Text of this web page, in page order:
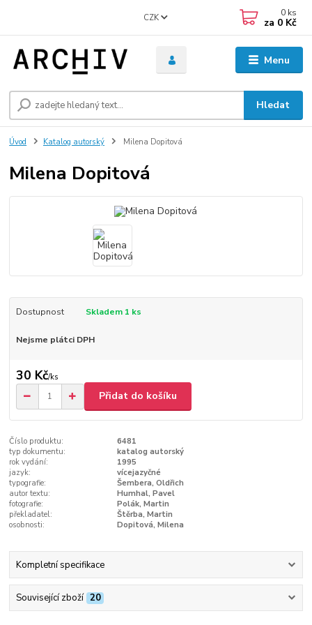
Menu
CZK
Hledat
0 ks
za 0 Kč
Úvod Katalog autorský Milena Dopitová
Milena Dopitová
Dostupnost Skladem 1 ks
Nejsme plátci DPH
30 Kč/ks
Přidat do košíku
Číslo produktu:
6481
typ dokumentu:
katalog autorský
rok vydání:
1995
jazyk:
vícejazyčné
typografie:
Šembera, Oldřich
autor textu:
Humhal, Pavel
fotografie:
Polák, Martin
překladatel:
Štěrba, Martin
osobnosti:
Dopitová, Milena
Kompletní specifikace
Související zboží 20